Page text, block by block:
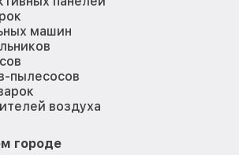
машин
пылесосов
воздуха
городе